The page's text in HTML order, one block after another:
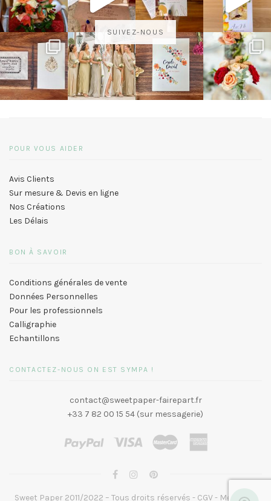
SUIVEZ-NOUS
POUR VOUS AIDER
Avis Clients
Sur mesure & Devis en ligne
Nos Créations
Les Délais
BON À SAVOIR
Conditions générales de vente
Données Personnelles
Pour les professionnels
Calligraphie
Echantillons
CONTACTEZ-NOUS ON EST SYMPA !
contact@sweetpaper-fairepart.fr
+33 7 82 00 15 54 (sur messagerie)
Sweet Paper 2011/2022 – Tous droits réservés - CGV- Mentions